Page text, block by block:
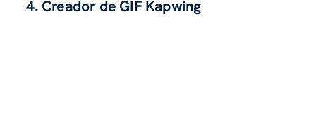
4. Creador de GIF Kapwing